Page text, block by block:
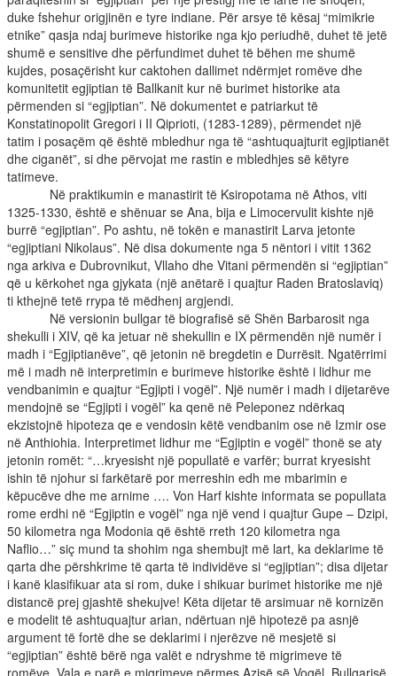
duke fshehur origjinën e tyre indiane. Për arsye të kësaj “mimikrie
etnike” qasja ndaj burimeve historike nga kjo periudhë, duhet të jetë
shumë e sensitive dhe përfundimet duhet të bëhen me shumë
kujdes, posaçërisht kur caktohen dallimet ndërmjet romëve dhe
komunitetit egjiptian të Ballkanit kur në burimet historike ata
përmenden si “egjiptian”. Në dokumentet e patriarkut të
Konstatinopolit Gregori i II Qiprioti, (1283-1289), përmendet një
tatim i posaçëm që është mbledhur nga të “ashtuquajturit egjiptianët
dhe ciganët”, si dhe përvojat me rastin e mbledhjes së këtyre
tatimeve.
Në praktikumin e manastirit të Ksiropotama në Athos, viti
1325-1330, është e shënuar se Ana, bija e Limocervulit kishte një
burrë “egjiptian”. Po ashtu, në tokën e manastirit Larva jetonte
“egjiptiani Nikolaus”. Në disa dokumente nga 5 nëntori i vitit 1362
nga arkiva e Dubrovnikut, Vllaho dhe Vitani përmendën si “egjiptian”
që u kërkohet nga gjykata (një anëtarë i quajtur Raden Bratoslaviq)
ti kthejnë tetë rrypa të mëdhenj argjendi.
Në versionin bullgar të biografisë së Shën Barbarosit nga
shekulli i XIV, që ka jetuar në shekullin e IX përmendën një numër i
madh i “Egjiptianëve”, që jetonin në bregdetin e Durrësit. Ngatërrimi
më i madh në interpretimin e burimeve historike është i lidhur me
vendbanimin e quajtur “Egjipti i vogël”. Një numër i madh i dijetarëve
mendojnë se “Egjipti i vogël” ka qenë në Peleponez ndërkaq
ekzistojnë hipoteza qe e vendosin këtë vendbanim ose në Izmir ose
në Anthiohia. Interpretimet lidhur me “Egjiptin e vogël” thonë se aty
jetonin romët: “…kryesisht një popullatë e varfër; burrat kryesisht
ishin të njohur si farkëtarë por merreshin edh me mbarimin e
këpucëve dhe me arnime …. Von Harf kishte informata se popullata
rome erdhi në “Egjiptin e vogël” nga një vend i quajtur Gupe – Dzipi,
50 kilometra nga Modonia që është rreth 120 kilometra nga
Naflio…” siç mund ta shohim nga shembujt më lart, ka deklarime të
qarta dhe përshkrime të qarta të individëve si “egjiptian”; disa dijetar
i kanë klasifikuar ata si rom, duke i shikuar burimet historike me një
distancë prej gjashtë shekujve! Këta dijetar të arsimuar në kornizën
e modelit të ashtuquajtur arian, ndërtuan një hipotezë pa asnjë
argument të fortë dhe se deklarimi i njerëzve në mesjetë si
“egjiptian” është bërë nga valët e ndryshme të migrimeve të
romëve. Vala e parë e migrimeve përmes Azisë së Vogël, Bullgarisë,